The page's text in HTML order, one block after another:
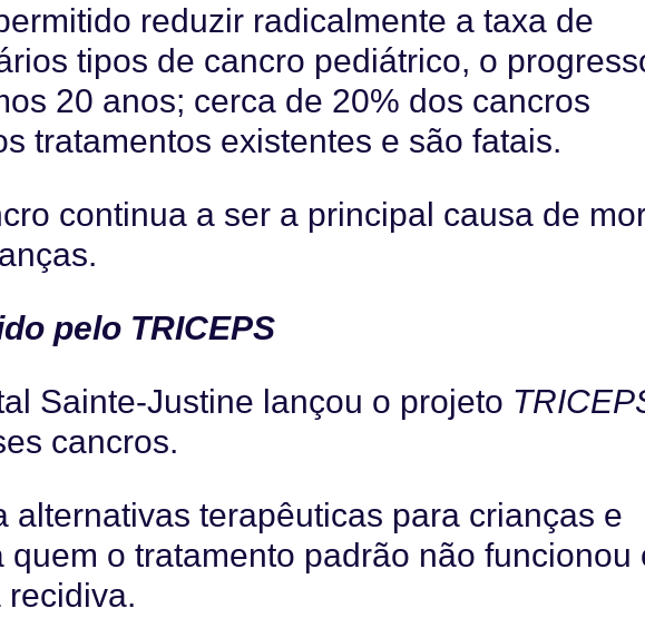
reduzir radicalmente a taxa de
tipos de cancro pediátrico, o
20 anos; cerca de 20% dos cancros
tratamentos existentes e são fatais.
continua a ser a principal causa de
pelo TRICEPS
Sainte-Justine lançou o projeto
cancros.
alternativas terapêuticas para crianças e
o tratamento padrão não funcionou
recidiva.